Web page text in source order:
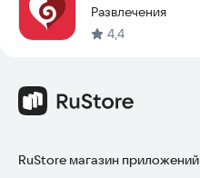
Развлечения
4,4
RuStore магазин приложений